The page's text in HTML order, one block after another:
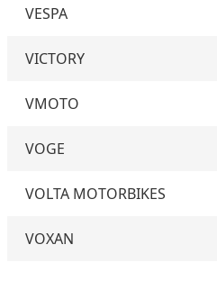
VESPA
VICTORY
VMOTO
VOGE
VOLTA MOTORBIKES
VOXAN